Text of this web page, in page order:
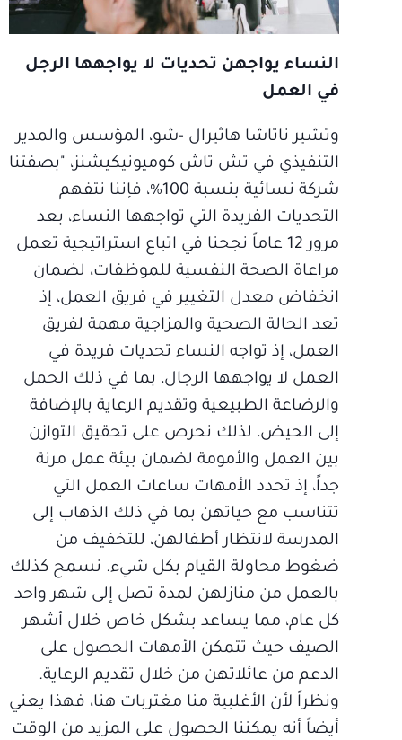
النساء يواجهن تحديات لا يواجهها الرجل
في العمل
وتشير ناتاشا هاثيرال -شو، المؤسس والمدير
التنفيذي في تش تاش كوميونيكيشنز، "بصفتنا
شركة نسائية بنسبة 100%، فإننا نتفهم
التحديات الفريدة التي تواجهها النساء، بعد
مرور 12 عاماً نجحنا في اتباع استراتيجية تعمل
مراعاة الصحة النفسية للموظفات، لضمان
انخفاض معدل التغيير في فريق العمل، إذ
تعد الحالة الصحية والمزاجية مهمة لفريق
العمل، إذ تواجه النساء تحديات فريدة في
العمل لا يواجهها الرجال، بما في ذلك الحمل
والرضاعة الطبيعية وتقديم الرعاية بالإضافة
إلى الحيض، لذلك نحرص على تحقيق التوازن
بين العمل والأمومة لضمان بيئة عمل مرنة
جداً، إذ تحدد الأمهات ساعات العمل التي
تتناسب مع حياتهن بما في ذلك الذهاب إلى
المدرسة لانتظار أطفالهن، للتخفيف من
ضغوط محاولة القيام بكل شيء. نسمح كذلك
بالعمل من منازلهن لمدة تصل إلى شهر واحد
كل عام، مما يساعد بشكل خاص خلال أشهر
الصيف حيث تتمكن الأمهات الحصول على
الدعم من عائلاتهن من خلال تقديم الرعاية.
ونظراً لأن الأغلبية منا مغتربات هنا، فهذا يعني
أيضاً أنه يمكننا الحصول على المزيد من الوقت